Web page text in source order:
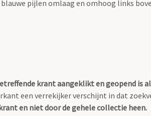
pijlen omlaag en omhoog links
krant aangeklikt en geopend is
een verrekijker verschijnt in dat
en niet door de gehele collectie heen.